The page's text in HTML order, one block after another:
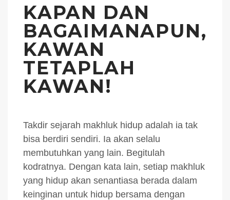
KAPAN DAN
BAGAIMANAPUN,
KAWAN
TETAPLAH
KAWAN!
Takdir sejarah makhluk hidup adalah ia tak
bisa berdiri sendiri. Ia akan selalu
membutuhkan yang lain. Begitulah
kodratnya. Dengan kata lain, setiap makhluk
yang hidup akan senantiasa berada dalam
keinginan untuk hidup bersama dengan